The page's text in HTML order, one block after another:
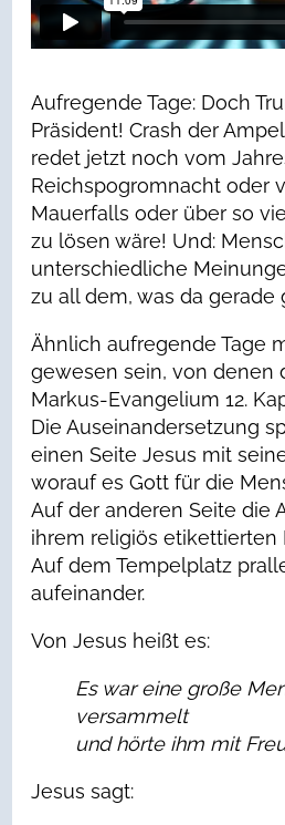
Aufregende Tage: Doch
Präsident! Crash der
redet jetzt noch vom
Reichspogromnacht oder
Mauerfalls oder über so
zu lösen wäre! Und:
unterschiedliche
zu all dem, was da gerade
Ähnlich aufregende Tage
gewesen sein, von denen
Markus-Evangelium 12.
Die Auseinandersetzung
einen Seite Jesus mit
worauf es Gott für die
Auf der anderen Seite die
ihrem religiös etikettierten
Auf dem Tempelplatz
aufeinander.
Von Jesus heißt es:
Es war eine große
versammelt
und hörte ihm mit
Jesus sagt: